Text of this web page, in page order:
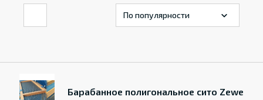
Барабанное полигональное сито Zewe